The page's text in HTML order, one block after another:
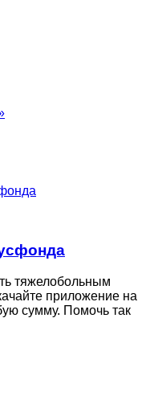
тяжелобольным
приложение на
сумму. Помочь так